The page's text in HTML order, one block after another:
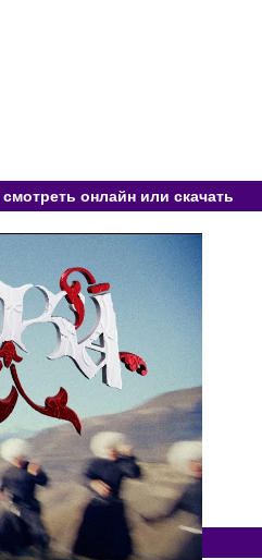
онлайн или скачать